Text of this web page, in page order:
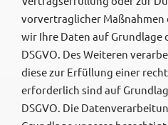
vorvertraglicher
wir Ihre Daten auf Grundlage
DSGVO. Des Weiteren
diese zur Erfüllung einer
erforderlich sind auf
DSGVO. Die